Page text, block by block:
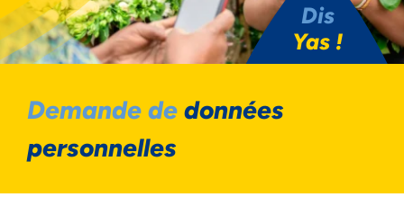
Dis
Yas !
Demande de données
personnelles